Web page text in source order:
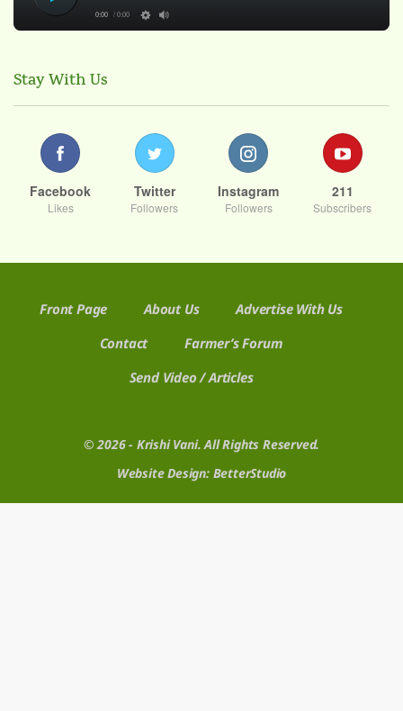
0:00 / 0:00
Stay With Us
Facebook
Likes
Twitter
Followers
Instagram
Followers
211
Subscribers
Front Page About Us
Advertise With Us
Contact
Farmer’s Forum
Send Video / Articles
© 2026 - Krishi Vani. All Rights Reserved.
Website Design: BetterStudio